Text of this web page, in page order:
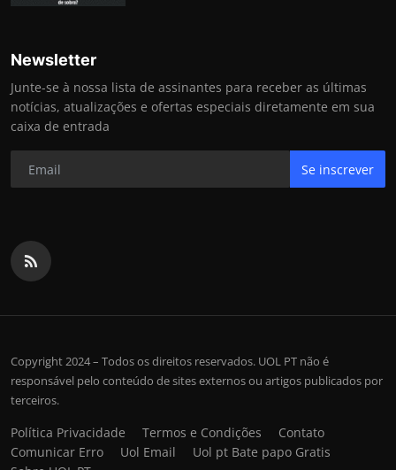
Newsletter
Junte-se à nossa lista de assinantes para receber as últimas
notícias, atualizações e ofertas especiais diretamente em sua
caixa de entrada
Se inscrever
Copyright 2024 – Todos os direitos reservados. UOL PT não é
responsável pelo conteúdo de sites externos ou artigos publicados por
terceiros.
Política Privacidade Termos e Condições
Contato
Comunicar Erro
Uol Email
Uol pt Bate papo Gratis